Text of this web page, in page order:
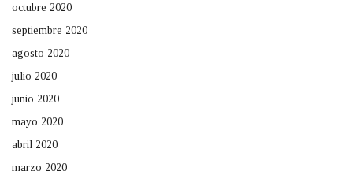
octubre 2020
septiembre 2020
agosto 2020
julio 2020
junio 2020
mayo 2020
abril 2020
marzo 2020